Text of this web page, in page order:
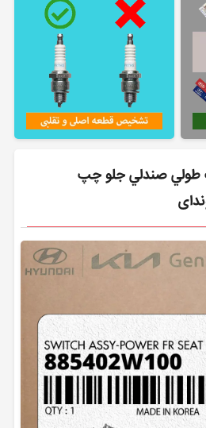
طولي صندلي جلو چپ